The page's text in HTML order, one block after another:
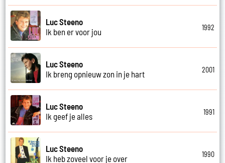
Luc Steeno
Ik ben er voor jou
1992
Luc Steeno
Ik breng opnieuw zon in je hart
2001
Luc Steeno
Ik geef je alles
1991
Luc Steeno
Ik heb zoveel voor je over
1990